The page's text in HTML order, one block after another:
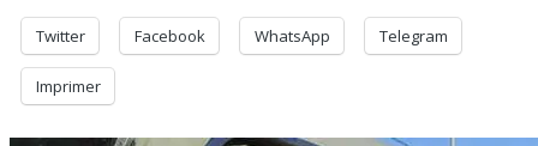
Twitter Facebook WhatsApp Telegram
Imprimer